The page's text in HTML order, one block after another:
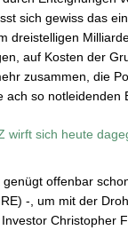
sich gewiss das
dreistelligen
auf Kosten der
zusammen, die
ach so notleidenden
wirft sich heute
genügt offenbar
-, um mit der
Christopher